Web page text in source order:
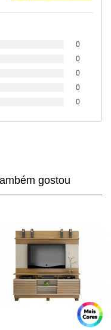
0
0
0
0
0
gostou